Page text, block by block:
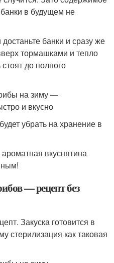
в будущем не
банки и сразу же
тормашками и тепло
до полного
убрать на хранение в
вкуснятина
— рецепт без
Закуска готовится в
стерилизация как таковая